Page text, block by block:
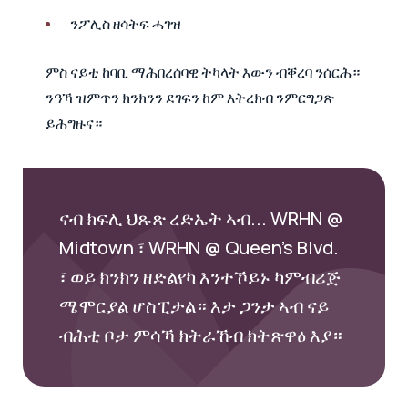
ንፖሊስ ዘሳትፍ ሓገዝ
ምስ ናይቲ ከባቢ ማሕበረሰባዊ ትካላት እውን ብቐረባ ንሰርሕ።
ንዓኻ ዝምጥን ክንክንን ደገፍን ከም እትረክብ ንምርግጋጽ
ይሕግዙና።
ናብ ክፍሊ ህጹጽ ረድኤት ኣብ... WRHN @
Midtown ፣ WRHN @ Queen’s Blvd.
፣ ወይ ክንክን ዘድልየካ እንተኾይኑ ካምብሪጅ
ሜሞርያል ሆስፒታል። እታ ጋንታ ኣብ ናይ
ብሕቲ ቦታ ምሳኻ ክትራኸብ ክትጽዋዕ እያ።